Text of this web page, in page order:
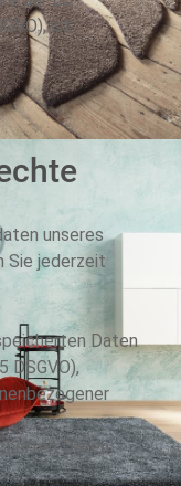
ist:
unseres
Sie jederzeit
Daten
DSGVO),
Daten